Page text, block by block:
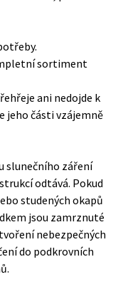
sortiment
ani nedojde k
jeho části vzájemně
slunečního záření
odtává. Pokud
studených okapů
jsou zamrznuté
nebezpečných
do podkrovních